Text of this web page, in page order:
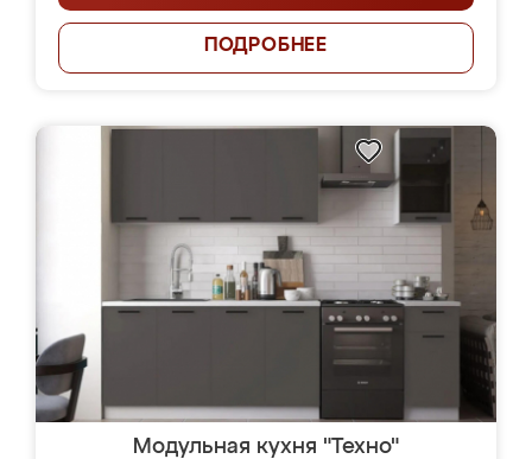
ПОДРОБНЕЕ
Модульная кухня "Техно"